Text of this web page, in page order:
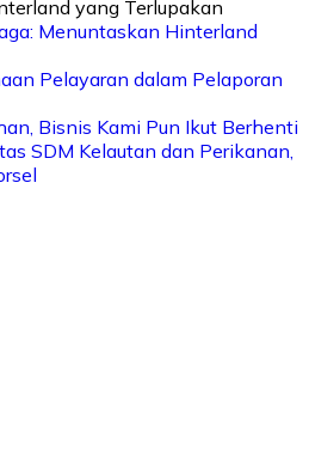
Menuntaskan Hinterland
Pelayaran dalam Pelaporan
Bisnis Kami Pun Ikut Berhenti
SDM Kelautan dan Perikanan,